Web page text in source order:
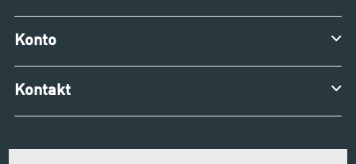
Konto
Kontakt